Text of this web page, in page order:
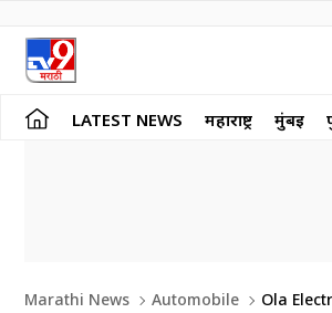
LATEST NEWS महाराष्ट्र मुंबई
Marathi News Automobile Ola